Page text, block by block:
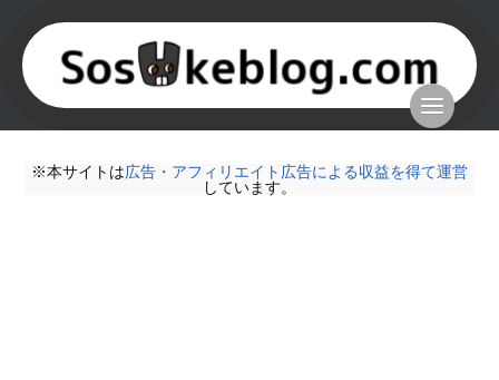
※本サイトは広告・アフィリエイト広告による収益を得て運営
しています。